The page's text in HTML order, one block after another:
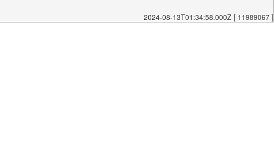
2024-08-13T01:34:58.000Z [ 11989067 ]